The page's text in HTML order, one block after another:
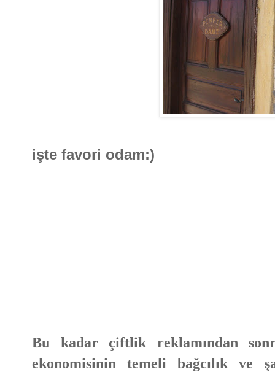
işte favori odam:)
Bu kadar çiftlik reklamından
ekonomisinin temeli bağcılık ve